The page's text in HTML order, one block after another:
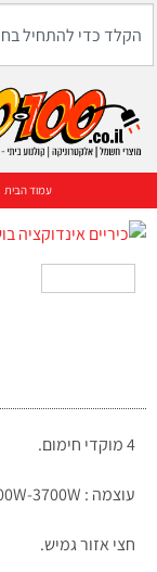
עמוד הבית
4 מוקדי חימום.
עוצמה : 1400W-3700W.
חצי אזור גמיש.